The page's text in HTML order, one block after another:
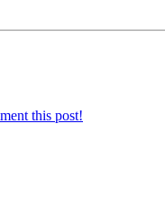
this post!